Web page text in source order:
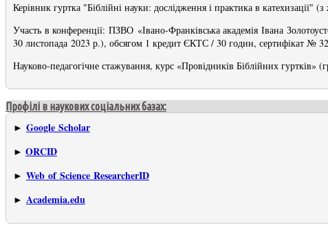
Керівник гуртка "Біблійні науки: дослідження і практика в катехизації"
Участь в конференції: ПЗВО «Івано-Франківська академія Івана
30 листопада 2023 р.), обсягом 1 кредит ЄКТС / 30 годин, сертифікат №
Науково-педагогічне стажування, курс «Провідників Біблійних
Профілі в наукових соціальних базах:
► Google Scholar
► ORCID
► Web of Science ResearcherID
► Academia.edu